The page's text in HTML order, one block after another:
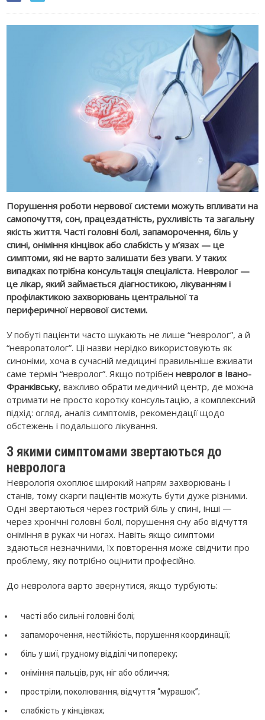
Порушення роботи нервової системи можуть впливати на
самопочуття, сон, працездатність, рухливість та загальну
якість життя. Часті головні болі, запаморочення, біль у
спині, оніміння кінцівок або слабкість у м’язах — це
симптоми, які не варто залишати без уваги. У таких
випадках потрібна консультація спеціаліста. Невролог —
це лікар, який займається діагностикою, лікуванням і
профілактикою захворювань центральної та
периферичної нервової системи.
У побуті пацієнти часто шукають не лише “невролог”, а й
“невропатолог”. Ці назви нерідко використовують як
синоніми, хоча в сучасній медицині правильніше вживати
саме термін “невролог”. Якщо потрібенневролог в Івано-
Франківську, важливообрати медичний центр, де можна
отримати не просто коротку консультацію, а комплексний
підхід: огляд, аналіз симптомів, рекомендації щодо
обстежень і подальшого лікування.
З якими симптомами звертаються до
невролога
Неврологія охоплює широкий напрям захворювань і
станів, тому скарги пацієнтів можуть бути дуже різними.
Одні звертаються через гострий біль у спині, інші —
через хронічні головні болі, порушення сну або відчуття
оніміння в руках чи ногах. Навіть якщо симптоми
здаються незначними, їх повторення може свідчити про
проблему, яку потрібно оцінити професійно.
До невролога варто звернутися, якщо турбують:
часті або сильні головні болі;
запаморочення, нестійкість, порушення координації;
біль у шиї, грудному відділі чи попереку;
оніміння пальців, рук, ніг або обличчя;
простріли, поколювання, відчуття “мурашок”;
слабкість у кінцівках;